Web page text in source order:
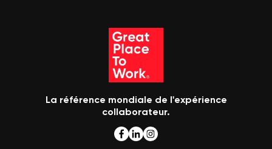
La référence mondiale de l'expérience
collaborateur.